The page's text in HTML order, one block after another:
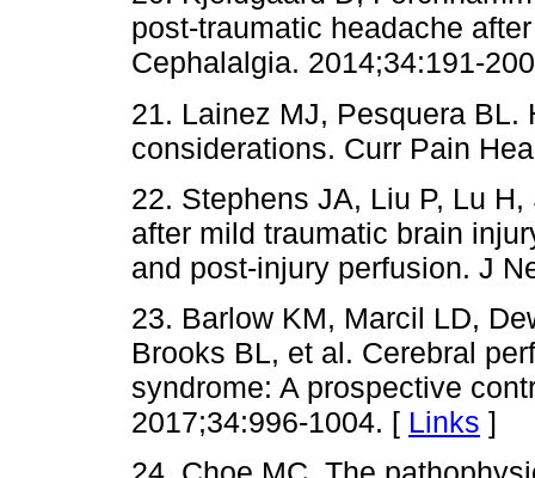
post-traumatic headache
Cephalalgia. 2014;34:191-
21. Lainez MJ, Pesquera
considerations. Curr Pain
22. Stephens JA, Liu P, Lu
after mild traumatic brain
and post-injury perfusion. J
23. Barlow KM, Marcil LD,
Brooks BL, et al. Cerebral
syndrome: A prospective
2017;34:996-1004. [ Links ]